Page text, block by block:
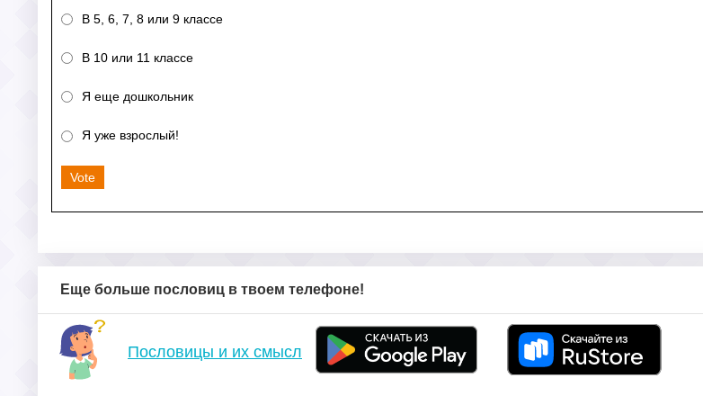
В 5, 6, 7, 8 или 9 классе
В 10 или 11 классе
Я еще дошкольник
Я уже взрослый!
Vote
Еще больше пословиц в твоем телефоне!
Пословицы и их смысл